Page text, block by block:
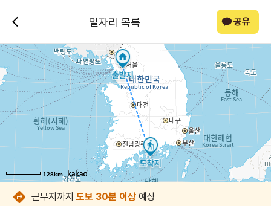
일자리 목록 공유
128km
128km
128km
128km
128km
128km
근무지까지 도보 30분 이상 예상